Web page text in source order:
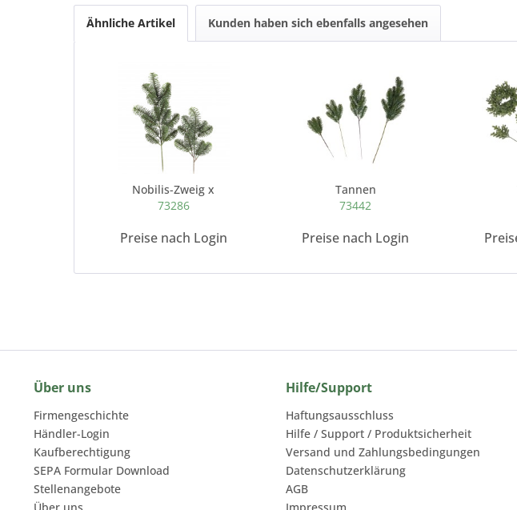
Ähnliche Artikel Kunden haben sich ebenfalls angesehen
Nobilis-Zweig x
73286
Preise nach Login
Tannen
73442
Preise nach Login
Über uns
Firmengeschichte
Händler-Login
Kaufberechtigung
SEPA Formular Download
Stellenangebote
Hilfe/Support
Haftungsausschluss
Hilfe / Support / Produktsicherheit
Versand und Zahlungsbedingungen
Datenschutzerklärung
AGB